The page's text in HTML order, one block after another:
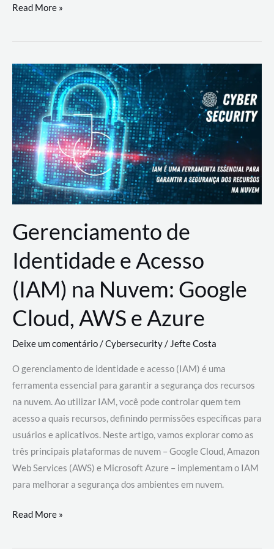
DevSecOps
Prática:
Desenvolvimento,
Segurança
e
Operações
Read More »
Gerenciamento de
Identidade e Acesso
(IAM) na Nuvem: Google
Cloud, AWS e Azure
Deixe um comentário/Cybersecurity/ Jefte Costa
O gerenciamento de identidade e acesso (IAM) é uma
ferramenta essencial para garantir a segurança dos recursos
na nuvem. Ao utilizar IAM, você pode controlar quem tem
acesso a quais recursos, definindo permissões específicas para
usuários e aplicativos. Neste artigo, vamos explorar como as
três principais plataformas de nuvem – Google Cloud, Amazon
Web Services (AWS) e Microsoft Azure – implementam o IAM
para melhorar a segurança dos ambientes em nuvem.
Gerenciamento
Read More »